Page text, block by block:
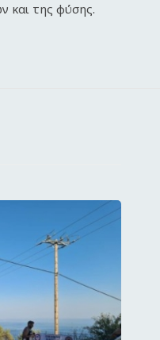
και της φύσης.